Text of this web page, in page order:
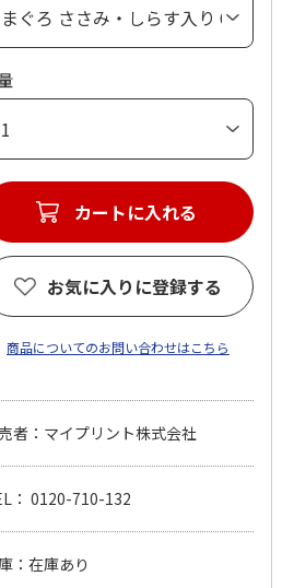
カートに入れる
お気に入りに登録する
商品についてのお問い合わせはこちら
者：マイプリント株式会社
： 0120-710-132
：在庫あり